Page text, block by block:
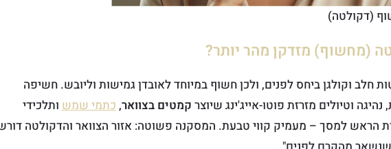
(דקולטה)
(מחשוף) מזדקן מהר יותר?
חלב וקולגן ביחס לפנים, ולכן חשוף במיוחד לאובדן גמישות וליובש. חשיפה
קמטים בצוואר,כתמי שמש ותלכידי
הראש למסך – מעמיק קווי טבעת. המסקנה פשוטה: אזור הצוואר והדקולטה